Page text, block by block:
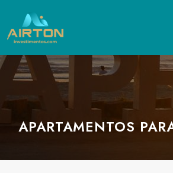
APARTAMENTOS